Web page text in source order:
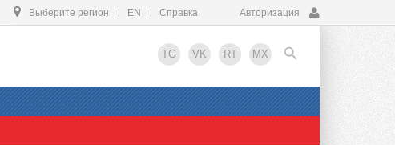
Выберите регион EN Справка Авторизация
TG VK RT MX